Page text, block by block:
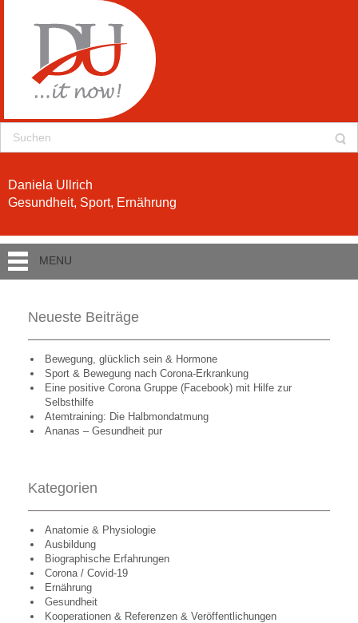
Daniela Ullrich
Gesundheit, Sport, Ernährung
MENU
Neueste Beiträge
Bewegung, glücklich sein & Hormone
Sport & Bewegung nach Corona-Erkrankung
Eine positive Corona Gruppe (Facebook) mit Hilfe zur
Selbsthilfe
Atemtraining: Die Halbmondatmung
Ananas – Gesundheit pur
Kategorien
Anatomie & Physiologie
Ausbildung
Biographische Erfahrungen
Corona / Covid-19
Ernährung
Gesundheit
Kooperationen & Referenzen & Veröffentlichungen